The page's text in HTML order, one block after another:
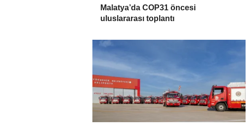
Malatya’da COP31 öncesi
uluslararası toplantı